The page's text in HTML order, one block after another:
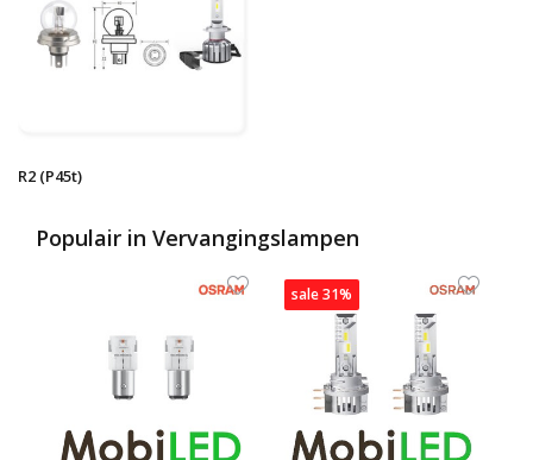
R2 (P45t)
Populair in Vervangingslampen
sale 31%